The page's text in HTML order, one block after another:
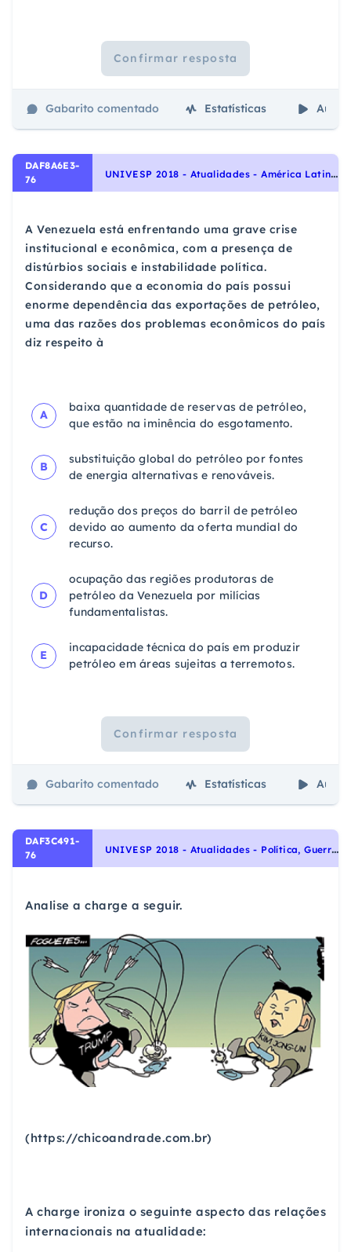
Confirmar resposta
Gabarito comentado Estatísticas Aulas
DAF8A6E3-
76
U
NIVESP 2018 - Atualidades - América Latina na Atualidade
A Venezuela está enfrentando uma grave crise
institucional e econômica, com a presença de
distúrbios sociais e instabilidade política.
Considerando que a economia do país possui
enorme dependência das exportações de petróleo,
uma das razões dos problemas econômicos do país
diz respeito à
A
baixa quantidade de reservas de petróleo,
que estão na iminência do esgotamento.
B
substituição global do petróleo por fontes
de energia alternativas e renováveis.
C
redução dos preços do barril de petróleo
devido ao aumento da oferta mundial do
recurso.
D
ocupação das regiões produtoras de
petróleo da Venezuela por milícias
fundamentalistas.
E
incapacidade técnica do país em produzir
petróleo em áreas sujeitas a terremotos.
Confirmar resposta
Gabarito comentado Estatísticas Aulas
DAF3C491-
76
U
NIVESP 2018 - Atualidades - Política, Guerras, Conflitos e Terrorismo na Atualidade
Analise a charge a seguir.
(https://chicoandrade.com.br)
A charge ironiza o seguinte aspecto das relações
internacionais na atualidade: